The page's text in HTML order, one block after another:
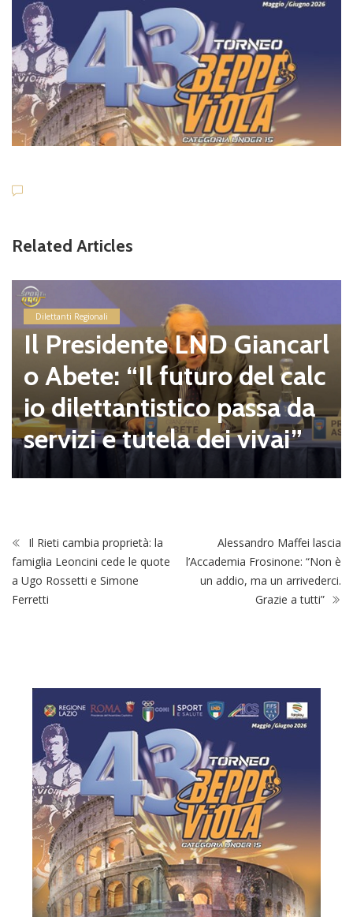
Related Articles
Dilettanti Regionali
Il Presidente LND Giancarl
o Abete: “Il futuro del calc
io dilettantistico passa da
servizi e tutela dei vivai”
Il Rieti cambia proprietà: la
famiglia Leoncini cede le quote
a Ugo Rossetti e Simone
Ferretti
Alessandro Maffei lascia
l’Accademia Frosinone: “Non è
un addio, ma un arrivederci.
Grazie a tutti”